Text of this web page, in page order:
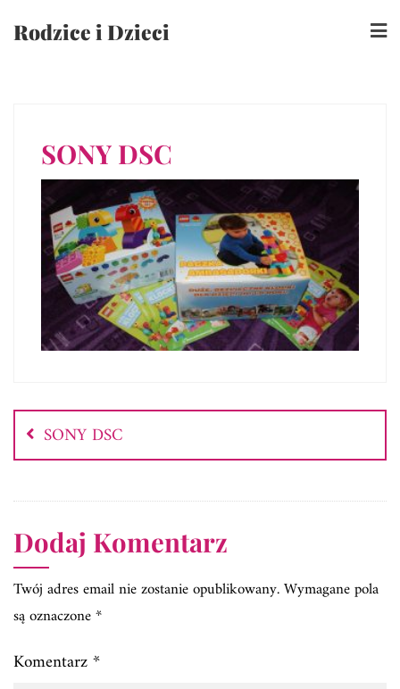
Rodzice i Dzieci
SONY DSC
Nawigacja
wpisu
SONY DSC
Dodaj Komentarz
Twój adres email nie zostanie opublikowany.Wymagane pola
są oznaczone*
Komentarz*